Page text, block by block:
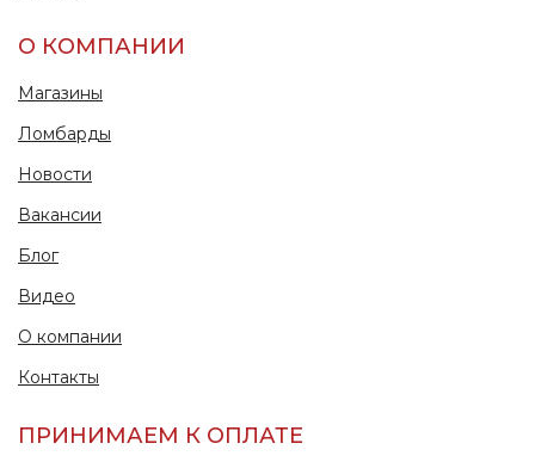
О КОМПАНИИ
Магазины
Ломбарды
Новости
Вакансии
Блог
Видео
О компании
Контакты
ПРИНИМАЕМ К ОПЛАТЕ